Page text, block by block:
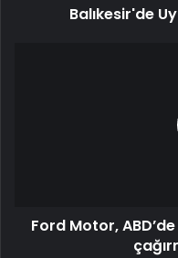
Balıkesir'de
Ford Motor,